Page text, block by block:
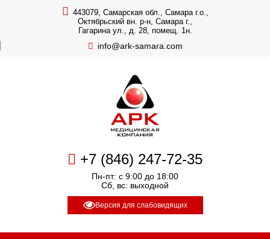
443079, Самарская обл., Самара г.о.,
Октябрьский вн. р-н, Самара г.,
Гагарина ул., д. 28, помещ. 1н.
info@ark-samara.com
+7 (846) 247-72-35
Пн-пт: с 9:00 до 18:00
Сб, вс: выходной
Версия для слабовидящих